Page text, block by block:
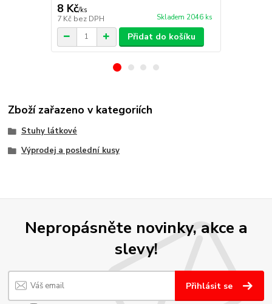
8 Kč/ks
7 Kč bez DPH Skladem 2046 ks
Přidat do košíku
Zboží zařazeno v kategoriích
Stuhy látkové
Výprodej a poslední kusy
Nepropásněte novinky, akce a
slevy!
Přihlásit se